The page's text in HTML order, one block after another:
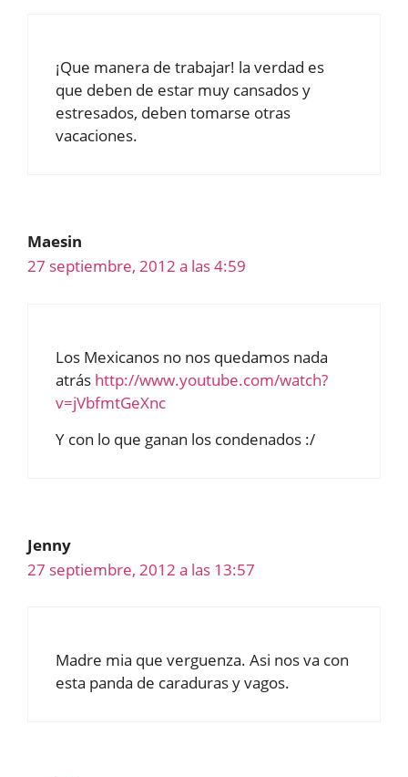
¡Que manera de trabajar! la verdad es
que deben de estar muy cansados y
estresados, deben tomarse otras
vacaciones.
Maesin
27 septiembre, 2012 a las 4:59
Los Mexicanos no nos quedamos nada
atrás http://www.youtube.com/watch?
v=jVbfmtGeXnc
Y con lo que ganan los condenados :/
Jenny
27 septiembre, 2012 a las 13:57
Madre mia que verguenza. Asi nos va con
esta panda de caraduras y vagos.